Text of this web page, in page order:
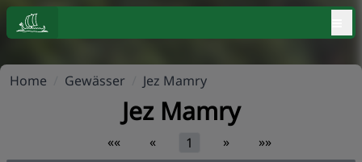
Home Gewässer Jez Mamry
Jez Mamry
«« « 1 » »»